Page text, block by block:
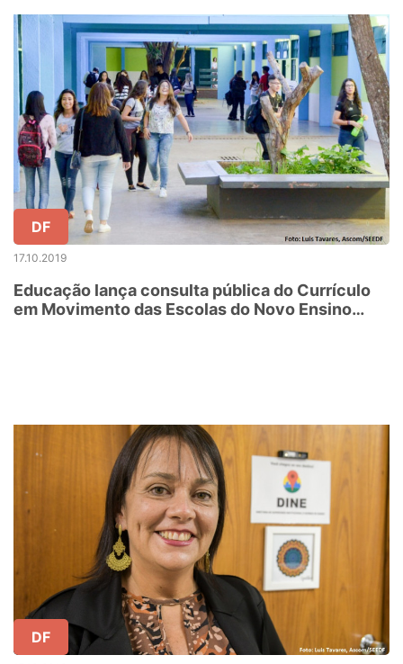
DF
17.10.2019
Educação lança consulta pública do Currículo
em Movimento das Escolas do Novo Ensino
DF